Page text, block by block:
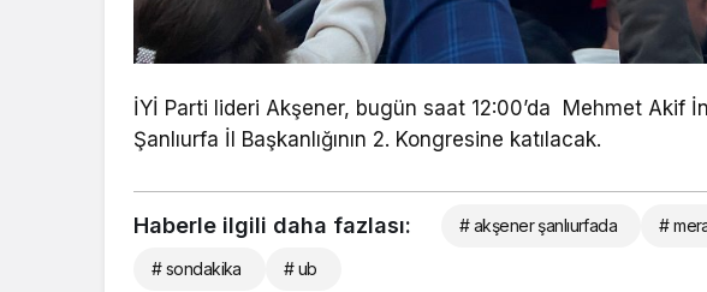
İYİ Parti lideri Akşener, bugün saat 12:00’da Mehmet Akif
Şanlıurfa İl Başkanlığının 2. Kongresine katılacak.
Haberle ilgili daha fazlası: # akşener şanlıurfada #
# sondakika # ub